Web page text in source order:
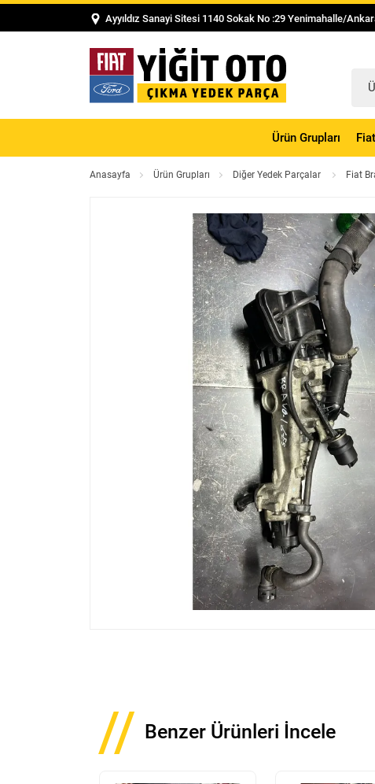
Ayyıldız Sanayi Sitesi 1140 Sokak No :29 Yenimahalle/
Ürün Grupları Fiat
Anasayfa Ürün Grupları Diğer Yedek Parçalar Fiat
Benzer Ürünleri İncele